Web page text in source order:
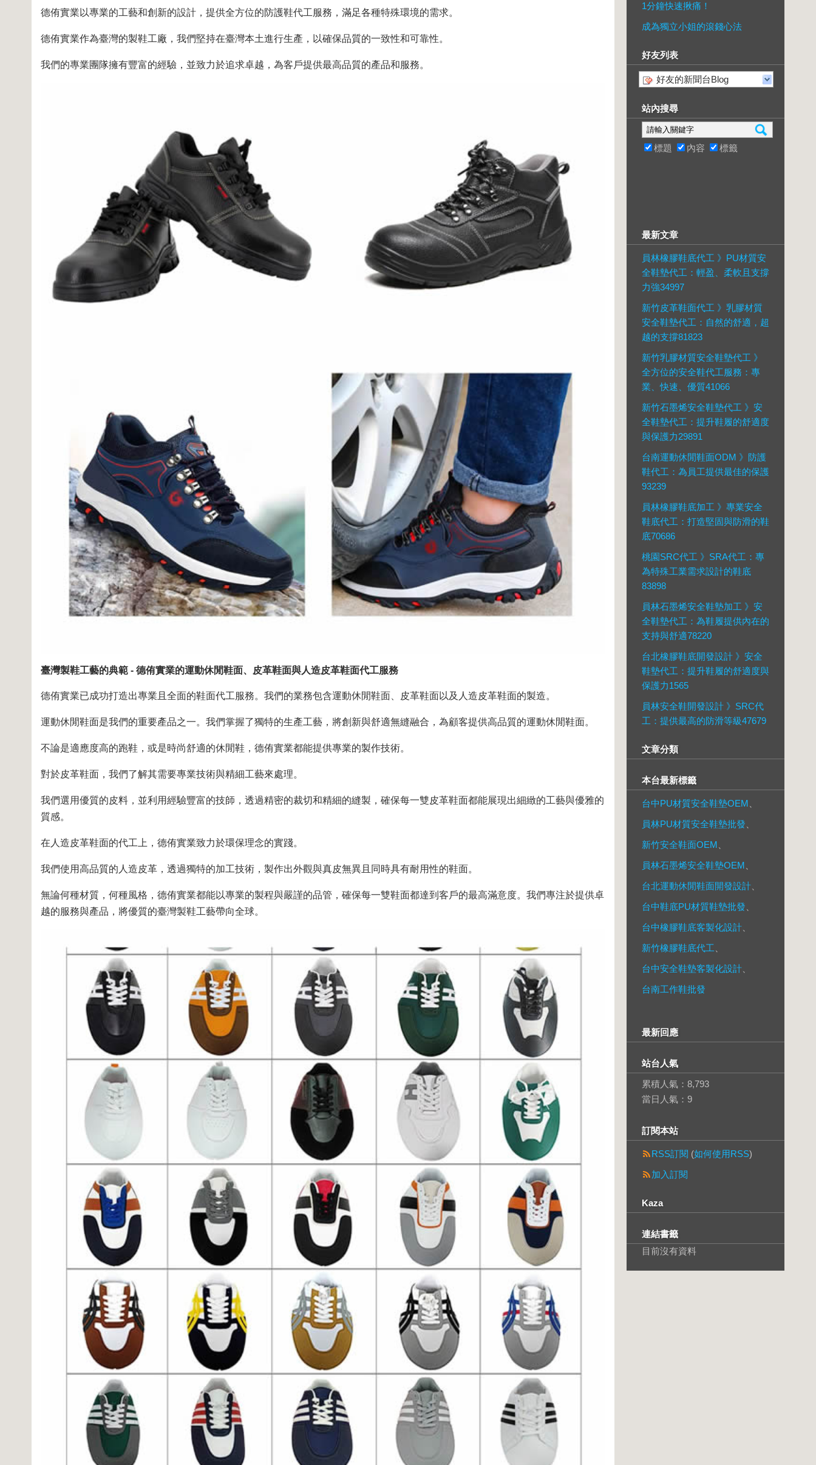
德侑實業以專業的工藝和創新的設計，提供全方位的防護鞋代工服務，滿足各種特殊環境的需求。
德侑實業作為臺灣的製鞋工廠，我們堅持在臺灣本土進行生產，以確保品質的一致性和可靠性。
我們的專業團隊擁有豐富的經驗，並致力於追求卓越，為客戶提供最高品質的產品和服務。
臺灣製鞋工藝的典範 - 德侑實業的運動休閒鞋面、皮革鞋面與人造皮革鞋面代工服務
德侑實業已成功打造出專業且全面的鞋面代工服務。我們的業務包含運動休閒鞋面、皮革鞋面以及人造皮革鞋面的製造。
運動休閒鞋面是我們的重要產品之一。我們掌握了獨特的生產工藝，將創新與舒適無縫融合，為顧客提供高品質的運動休閒鞋面。
不論是適應度高的跑鞋，或是時尚舒適的休閒鞋，德侑實業都能提供專業的製作技術。
對於皮革鞋面，我們了解其需要專業技術與精細工藝來處理。
我們選用優質的皮料，並利用經驗豐富的技師，透過精密的裁切和精細的縫製，確保每一雙皮革鞋面都能展現出細緻的工藝與優雅的
質感。
在人造皮革鞋面的代工上，德侑實業致力於環保理念的實踐。
我們使用高品質的人造皮革，透過獨特的加工技術，製作出外觀與真皮無異且同時具有耐用性的鞋面。
無論何種材質，何種風格，德侑實業都能以專業的製程與嚴謹的品管，確保每一雙鞋面都達到客戶的最高滿意度。我們專注於提供卓
越的服務與產品，將優質的臺灣製鞋工藝帶向全球。
1分鐘快速揪痛！
成為獨立小姐的滾錢心法
好友列表
好友的新聞台Blog
站內搜尋
標題 內容 標籤
最新文章
員林橡膠鞋底代工 》PU材質安
全鞋墊代工：輕盈、柔軟且支撐
力強34997
新竹皮革鞋面代工 》乳膠材質
安全鞋墊代工：自然的舒適，超
越的支撐81823
新竹乳膠材質安全鞋墊代工 》
全方位的安全鞋代工服務：專
業、快速、優質41066
新竹石墨烯安全鞋墊代工 》安
全鞋墊代工：提升鞋履的舒適度
與保護力29891
台南運動休閒鞋面ODM 》防護
鞋代工：為員工提供最佳的保護
93239
員林橡膠鞋底加工 》專業安全
鞋底代工：打造堅固與防滑的鞋
底70686
桃園SRC代工 》SRA代工：專
為特殊工業需求設計的鞋底
83898
員林石墨烯安全鞋墊加工 》安
全鞋墊代工：為鞋履提供內在的
支持與舒適78220
台北橡膠鞋底開發設計 》安全
鞋墊代工：提升鞋履的舒適度與
保護力1565
員林安全鞋開發設計 》SRC代
工：提供最高的防滑等級47679
文章分類
本台最新標籤
台中PU材質安全鞋墊OEM
員林PU材質安全鞋墊批發
新竹安全鞋面OEM
員林石墨烯安全鞋墊OEM
台北運動休閒鞋面開發設計
台中鞋底PU材質鞋墊批發
台中橡膠鞋底客製化設計
新竹橡膠鞋底代工
台中安全鞋墊客製化設計
台南工作鞋批發
最新回應
站台人氣
累積人氣： 8,793
當日人氣： 9
訂閱本站
RSS訂閱 (如何使用RSS)
加入訂閱
Kaza
連結書籤
目前沒有資料